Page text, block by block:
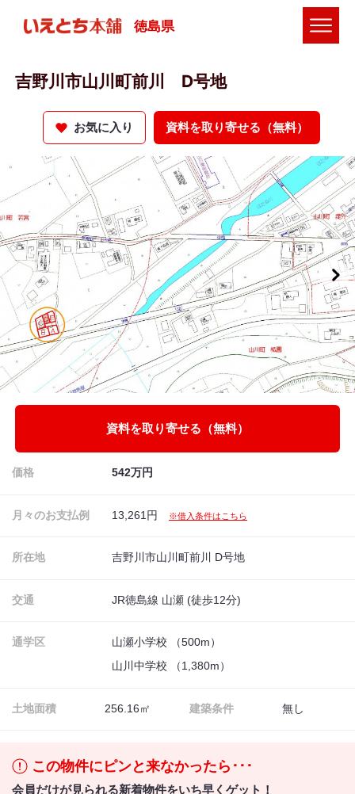
徳島県
吉野川市山川町前川 D号地
お気に入り 資料を取り寄せる（無料）
資料を取り寄せる（無料）
価格 542万円
月々のお支払例 13,261円 ※借入条件はこちら
所在地 吉野川市山川町前川 D号地
交通 JR徳島線 山瀬 (徒歩12分)
通学区
山瀬小学校 （500m）
山川中学校 （1,380m）
土地面積 256.16㎡ 建築条件 無し
この物件にピンと来なかったら･･･
会員だけが見られる新着物件をいち早くゲット！